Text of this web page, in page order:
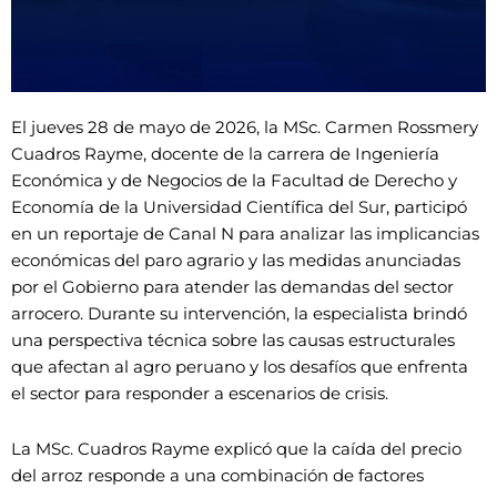
El jueves 28 de mayo de 2026, la MSc. Carmen Rossmery
Cuadros Rayme, docente de la carrera de Ingeniería
Económica y de Negocios de la Facultad de Derecho y
Economía de la Universidad Científica del Sur, participó
en un reportaje de Canal N para analizar las implicancias
económicas del paro agrario y las medidas anunciadas
por el Gobierno para atender las demandas del sector
arrocero. Durante su intervención, la especialista brindó
una perspectiva técnica sobre las causas estructurales
que afectan al agro peruano y los desafíos que enfrenta
el sector para responder a escenarios de crisis.
La MSc. Cuadros Rayme explicó que la caída del precio
del arroz responde a una combinación de factores